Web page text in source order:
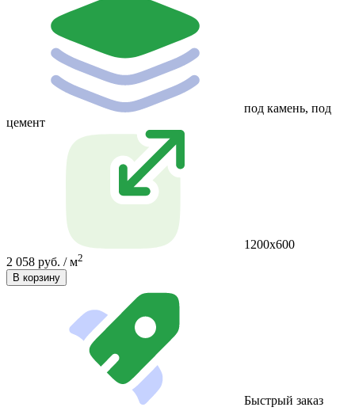
под камень, под
цемент
1200х600
2 058 руб. / м2
В корзину
Быстрый заказ